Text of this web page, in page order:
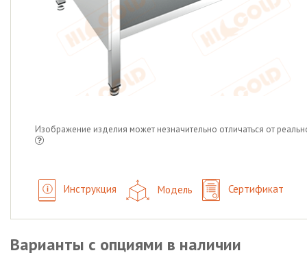
Изображение изделия может незначительно отличаться от
Инструкция Модель Сертификат
Варианты с опциями в наличии